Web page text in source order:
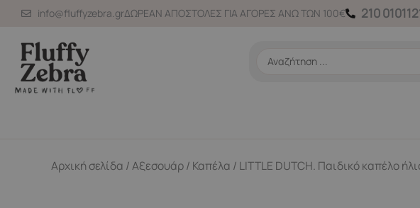
Μετάβαση
περιεχόμενο
info@fluffyzebra.grΔΩΡΕΑΝ ΑΠΟΣΤΟΛΕΣ ΓΙΑ ΑΓΟΡΕΣ ΑΝΩ ΤΩΝ 100€ 210
Search
Αρχική σελίδα /Αξεσουάρ/ Καπέλα / LITTLE DUTCH. Παιδικό καπέλο